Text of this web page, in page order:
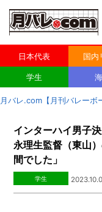
日本代表 国内
学生
月バレ.com【月刊バレーボ
インターハイ男子
永理生監督（東山
間でした」
学生